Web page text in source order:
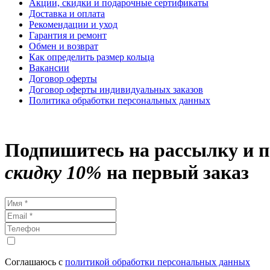
Акции, скидки и подарочные сертификаты
Доставка и оплата
Рекомендации и уход
Гарантия и ремонт
Обмен и возврат
Как определить размер кольца
Вакансии
Договор оферты
Договор оферты индивидуальных заказов
Политика обработки персональных данных
Подпишитесь на рассылку и
скидку 10% на первый заказ
Соглашаюсь с политикой обработки персональных данных